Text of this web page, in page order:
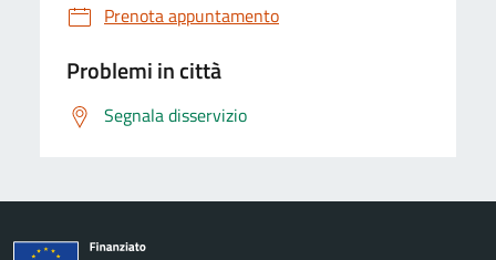
Prenota appuntamento
Problemi in città
Segnala disservizio